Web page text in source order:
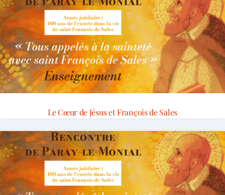
Le Cœur de Jésus et François de Sales